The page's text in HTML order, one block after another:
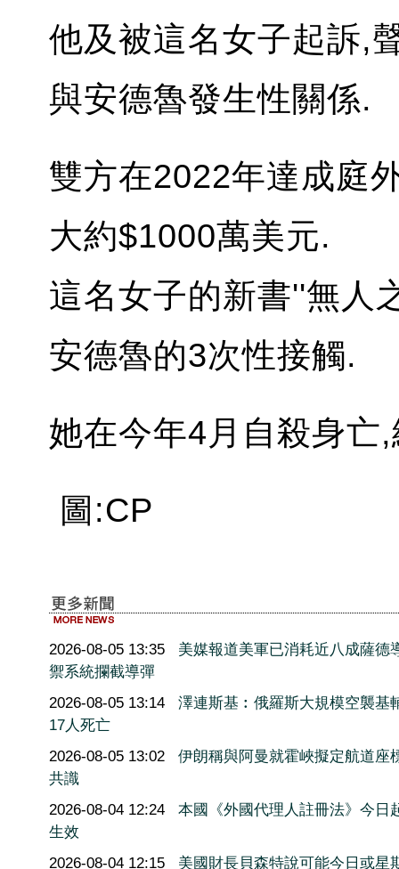
他及被這名女子起訴,
與安德魯發生性關係.
雙方在2022年達成庭
大約$1000萬美元.
這名女子的新書''無人
安德魯的3次性接觸.
她在今年4月自殺身亡
圖:CP
2026-08-05 13:35
美媒報道美軍已消耗近八成薩德
禦系統攔截導彈
2026-08-05 13:14
澤連斯基︰俄羅斯大規模空襲基
17人死亡
2026-08-05 13:02
伊朗稱與阿曼就霍峽擬定航道座
共識
2026-08-04 12:24
本國《外國代理人註冊法》今日
生效
2026-08-04 12:15
美國財長貝森特說可能今日或星